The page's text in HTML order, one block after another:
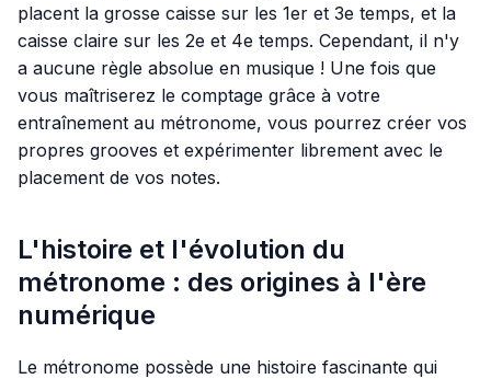
placent la grosse caisse sur les 1er et 3e temps, et la
caisse claire sur les 2e et 4e temps. Cependant, il n'y
a aucune règle absolue en musique ! Une fois que
vous maîtriserez le comptage grâce à votre
entraînement au métronome, vous pourrez créer vos
propres grooves et expérimenter librement avec le
placement de vos notes.
L'histoire et l'évolution du
métronome : des origines à l'ère
numérique
Le métronome possède une histoire fascinante qui